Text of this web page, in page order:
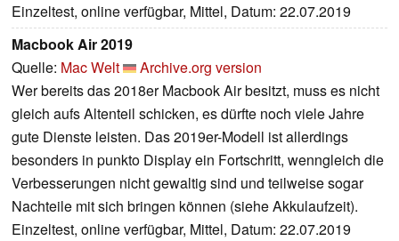
Einzeltest, online verfügbar, Mittel, Datum: 22.07.2019
Macbook Air 2019
Quelle: Mac Welt
Archive.org version
Wer bereits das 2018er Macbook Air besitzt, muss es nicht
gleich aufs Altenteil schicken, es dürfte noch viele Jahre
gute Dienste leisten. Das 2019er-Modell ist allerdings
besonders in punkto Display ein Fortschritt, wenngleich die
Verbesserungen nicht gewaltig sind und teilweise sogar
Nachteile mit sich bringen können (siehe Akkulaufzeit).
Einzeltest, online verfügbar, Mittel, Datum: 22.07.2019